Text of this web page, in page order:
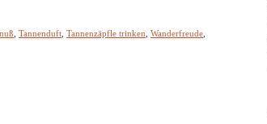
Tannenduft Tannenzäpfle trinken Wanderfreude